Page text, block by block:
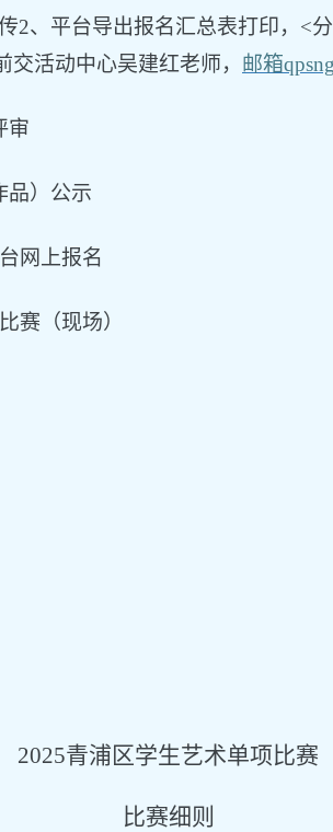
2、平台导出报名汇总表打印，<
交活动中心吴建红老师， 邮箱q
审
品）公示
网上报名
赛（现场）
2025青浦区学生艺术单项比赛
比赛细则